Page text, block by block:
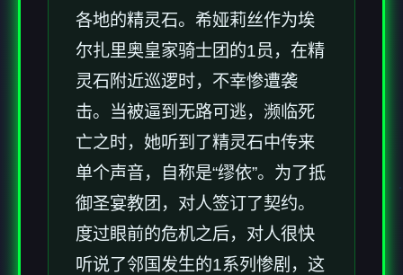
各地的精灵石。希娅莉丝作为埃
尔扎里奥皇家骑士团的1员，在精
灵石附近巡逻时，不幸惨遭袭
击。当被逼到无路可逃，濒临死
亡之时，她听到了精灵石中传来
单个声音，自称是“缪依”。为了抵
御圣宴教团，对人签订了契约。
度过眼前的危机之后，对人很快
听说了邻国发生的1系列惨剧，这